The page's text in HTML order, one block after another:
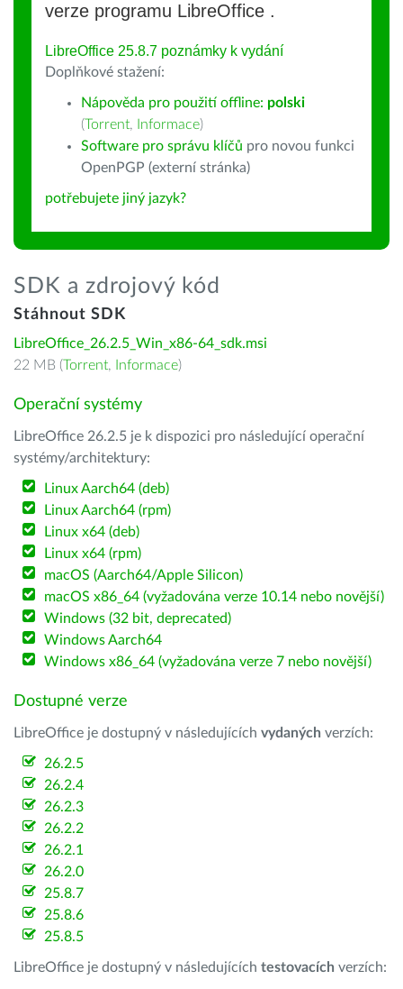
verze programu LibreOffice .
LibreOffice 25.8.7 poznámky k vydání
Doplňkové stažení:
Nápověda pro použití offline: polski
(Torrent, Informace)
Software pro správu klíčů pro novou funkci
OpenPGP (externí stránka)
potřebujete jiný jazyk?
SDK a zdrojový kód
Stáhnout SDK
LibreOffice_26.2.5_Win_x86-64_sdk.msi
22 MB (Torrent, Informace)
Operační systémy
LibreOffice 26.2.5 je k dispozici pro následující operační
systémy/architektury:
Linux Aarch64 (deb)
Linux Aarch64 (rpm)
Linux x64 (deb)
Linux x64 (rpm)
macOS (Aarch64/Apple Silicon)
macOS x86_64 (vyžadována verze 10.14 nebo novější)
Windows (32 bit, deprecated)
Windows Aarch64
Windows x86_64 (vyžadována verze 7 nebo novější)
Dostupné verze
LibreOffice je dostupný v následujících vydaných verzích:
26.2.5
26.2.4
26.2.3
26.2.2
26.2.1
26.2.0
25.8.7
25.8.6
25.8.5
LibreOffice je dostupný v následujících testovacích verzích: